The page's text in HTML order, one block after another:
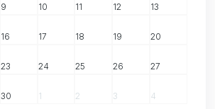
9 10 11 12 13
16 17 18 19 20
23 24 25 26 27
30 1 2 3 4